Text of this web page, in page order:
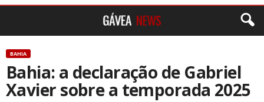
BAHIA
Bahia: a declaração de Gabriel
Xavier sobre a temporada 2025